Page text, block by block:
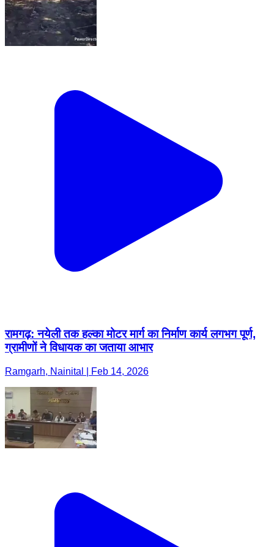
रामगढ़: नयेली तक हल्का मोटर मार्ग का निर्माण कार्य लगभग पूर्ण,
ग्रामीणों ने विधायक का जताया आभार
Ramgarh, Nainital | Feb 14, 2026